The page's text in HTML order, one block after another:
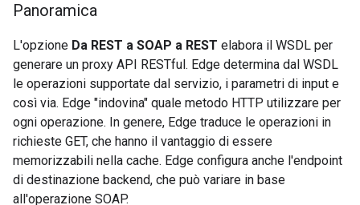
Panoramica
L'opzione Da REST a SOAP a REST elabora il WSDL per
generare un proxy API RESTful. Edge determina dal WSDL
le operazioni supportate dal servizio, i parametri di input e
così via. Edge "indovina" quale metodo HTTP utilizzare per
ogni operazione. In genere, Edge traduce le operazioni in
richieste GET, che hanno il vantaggio di essere
memorizzabili nella cache. Edge configura anche l'endpoint
di destinazione backend, che può variare in base
all'operazione SOAP.